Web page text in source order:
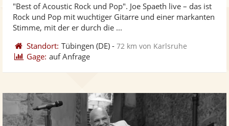
Fotos
5
"Best of Acoustic Rock und Pop". Joe Spaeth live – das ist
Rock und Pop mit wuchtiger Gitarre und einer markanten
Stimme, mit der er durch die ...
Standort: Tübingen (DE) -72 km von Karlsruhe
Gage: auf Anfrage